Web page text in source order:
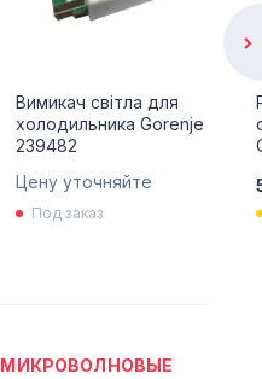
Вимикач світла для
холодильника Gorenje
239482
Цену уточняйте
Под заказ
МИКРОВОЛНОВЫЕ